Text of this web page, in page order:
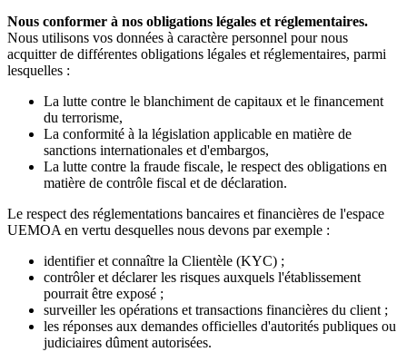
Nous conformer à nos obligations légales et réglementaires.
Nous utilisons vos données à caractère personnel pour nous
acquitter de différentes obligations légales et réglementaires, parmi
lesquelles :
La lutte contre le blanchiment de capitaux et le financement
du terrorisme,
La conformité à la législation applicable en matière de
sanctions internationales et d'embargos,
La lutte contre la fraude fiscale, le respect des obligations en
matière de contrôle fiscal et de déclaration.
Le respect des réglementations bancaires et financières de l'espace
UEMOA en vertu desquelles nous devons par exemple :
identifier et connaître la Clientèle (KYC) ;
contrôler et déclarer les risques auxquels l'établissement
pourrait être exposé ;
surveiller les opérations et transactions financières du client ;
les réponses aux demandes officielles d'autorités publiques ou
judiciaires dûment autorisées.